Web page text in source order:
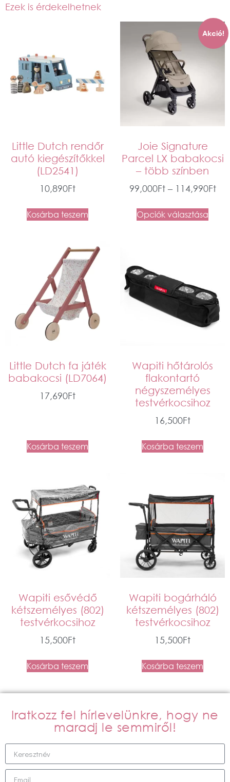
Ezek is érdekelhetnek
Little Dutch rendőr
autó kiegészítőkkel
(LD2541)
10,890Ft
Kosárba teszem
Akció!
Joie Signature
Parcel LX babakocsi
– több színben
99,000Ft – 114,990Ft
Opciók választása
Little Dutch fa játék
babakocsi (LD7064)
17,690Ft
Kosárba teszem
Wapiti hőtárolós
flakontartó
négyszemélyes
testvérkocsihoz
16,500Ft
Kosárba teszem
Wapiti esővédő
kétszemélyes (802)
testvérkocsihoz
15,500Ft
Kosárba teszem
Wapiti bogárháló
kétszemélyes (802)
testvérkocsihoz
15,500Ft
Kosárba teszem
Iratkozz fel hírlevelünkre, hogy ne
maradj le semmiről!